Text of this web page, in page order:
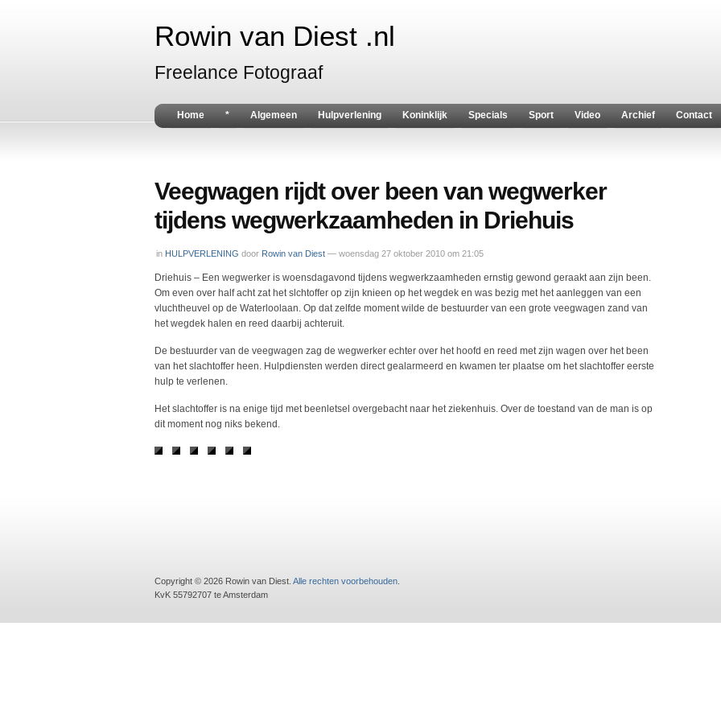
Rowin van Diest .nl
Freelance Fotograaf
Home * Algemeen Hulpverlening Koninklijk Specials Sport Video Archief Contact
Veegwagen rijdt over been van wegwerker
tijdens wegwerkzaamheden in Driehuis
in HULPVERLENING door Rowin van Diest — woensdag 27 oktober 2010 om 21:05
Driehuis – Een wegwerker is woensdagavond tijdens wegwerkzaamheden ernstig gewond geraakt aan zijn been.
Om even over half acht zat het slchtoffer op zijn knieen op het wegdek en was bezig met het aanleggen van een
vluchtheuvel op de Waterloolaan. Op dat zelfde moment wilde de bestuurder van een grote veegwagen zand van
het wegdek halen en reed daarbij achteruit.
De bestuurder van de veegwagen zag de wegwerker echter over het hoofd en reed met zijn wagen over het been
van het slachtoffer heen. Hulpdiensten werden direct gealarmeerd en kwamen ter plaatse om het slachtoffer eerste
hulp te verlenen.
Het slachtoffer is na enige tijd met beenletsel overgebacht naar het ziekenhuis. Over de toestand van de man is op
dit moment nog niks bekend.
Copyright © 2026 Rowin van Diest. Alle rechten voorbehouden
KvK 55792707 te Amsterdam